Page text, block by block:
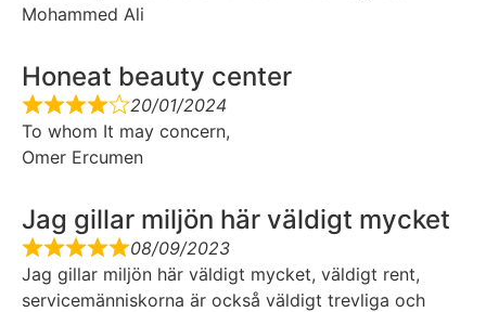
Mohammed Ali
Honeat beauty center
20/01/2024
To whom It may concern,
Omer Ercumen
Jag gillar miljön här väldigt mycket
08/09/2023
Jag gillar miljön här väldigt mycket, väldigt rent,
servicemänniskorna är också väldigt trevliga och